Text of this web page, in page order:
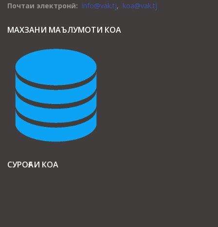
Почтаи электронӣ: info@vak.tj, koa@vak.tj
МАХЗАНИ МАЪЛУМОТИ КОА
СУРОҒАИ КОА